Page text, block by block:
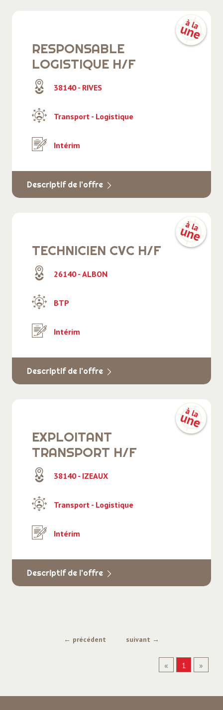
RESPONSABLE
LOGISTIQUE H/F
38140 - RIVES
Transport - Logistique
Intérim
Descriptif de l'offre
TECHNICIEN CVC H/F
26140 - ALBON
BTP
Intérim
Descriptif de l'offre
EXPLOITANT
TRANSPORT H/F
38140 - IZEAUX
Transport - Logistique
Intérim
Descriptif de l'offre
← précédent suivant →
« 1 »